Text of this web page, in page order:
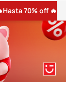
70% off 🔥